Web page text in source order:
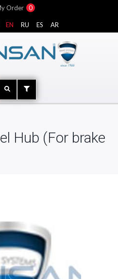
Order 0
EN RU ES AR
Hub (For brake